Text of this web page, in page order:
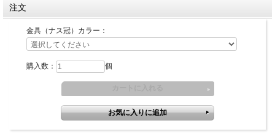
注文
金具（ナス冠）カラー：
購入数： 個